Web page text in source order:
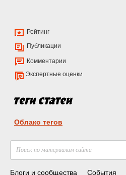
Рейтинг
Публикации
Комментарии
Экспертные оценки
Облако тегов
Блоги и сообщества События